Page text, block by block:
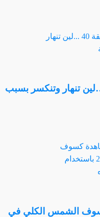
حب ع ورق الحلقة 40 …لين تنهار وتنكسر بسبب
الشمس الكلي في